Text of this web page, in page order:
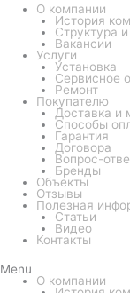
О компании
История
Структура
Вакансии
Услуги
Установка
Сервисное
Ремонт
Покупателю
Доставка и
Способы
Гарантия
Договора
Вопрос-
Бренды
Объекты
Отзывы
Полезная
Статьи
Видео
Контакты
Menu
О компании